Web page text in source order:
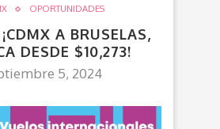
OPORTUNIDADES
A BRUSELAS,
DESDE $10,273!
5, 2024